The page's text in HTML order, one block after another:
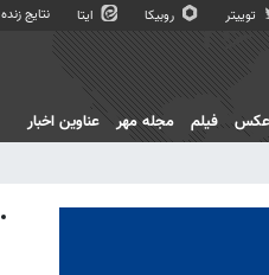
توییتر روبیکا ایتا نتایج زنده
عکس فیلم مجله مهر عناوین اخبار